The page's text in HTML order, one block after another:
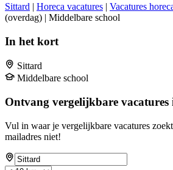
Sittard | Horeca vacatures | Vacatures
(overdag) | Middelbare school
In het kort
Sittard
Middelbare school
Ontvang vergelijkbare
Vul in waar je vergelijkbare vacatures
mailadres niet!